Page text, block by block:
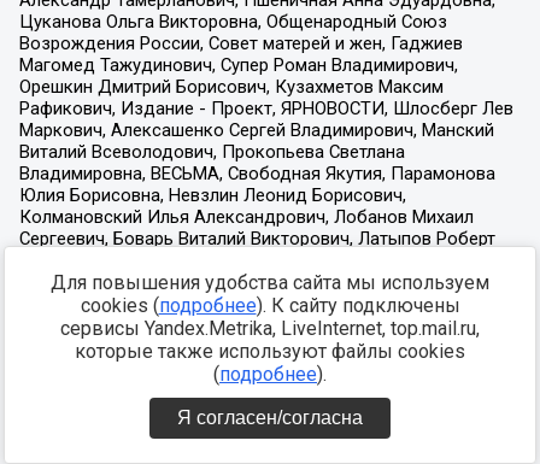
Для повышения удобства сайта мы используем
cookies (подробнее). К сайту подключены
сервисы Yandex.Metrika, LiveInternet, top.mail.ru,
которые также используют файлы cookies
(подробнее).
Я согласен/согласна